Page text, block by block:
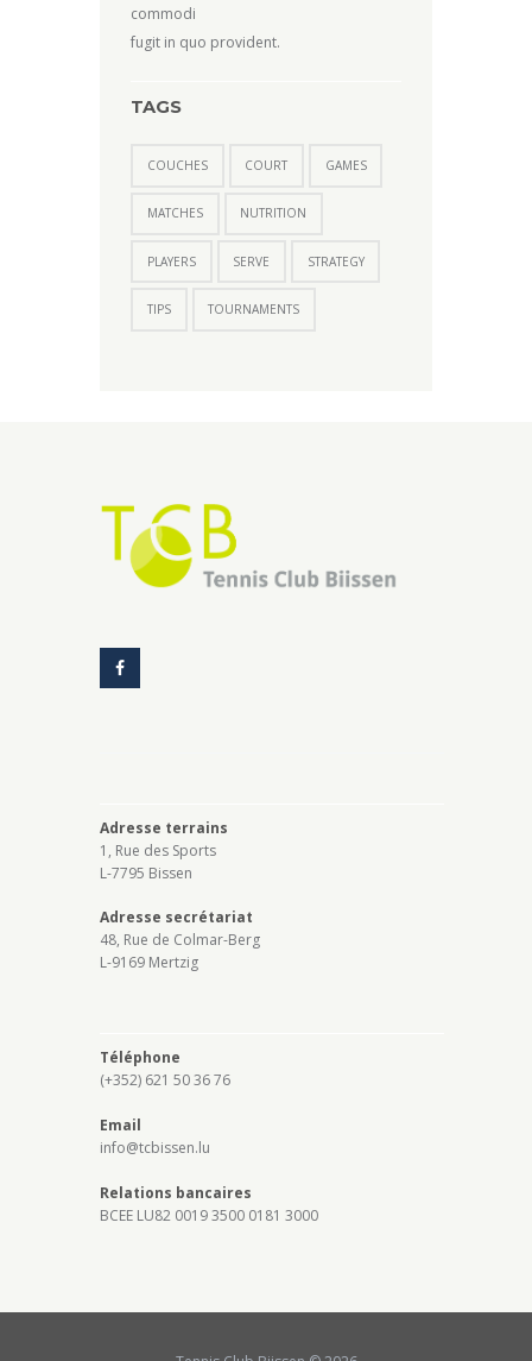
commodi
fugit in quo provident.
TAGS
COUCHES COURT GAMES
MATCHES NUTRITION
PLAYERS SERVE STRATEGY
TIPS TOURNAMENTS
Adresse terrains
1, Rue des Sports
L-7795 Bissen
Adresse secrétariat
48, Rue de Colmar-Berg
L-9169 Mertzig
Téléphone
(+352) 621 50 36 76
Email
info@tcbissen.lu
Relations bancaires
BCEE LU82 0019 3500 0181 3000